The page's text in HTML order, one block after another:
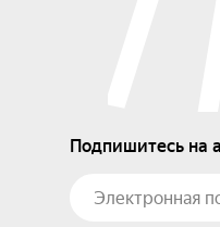
Подпишитесь на